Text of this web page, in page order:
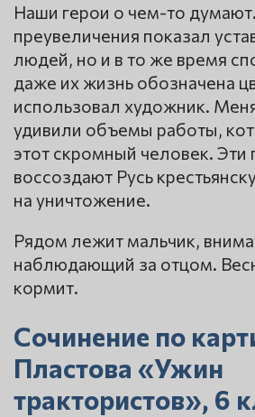
Наши герои о чем-то
преувеличения показал
людей, но и в то же время
даже их жизнь обозначена
использовал художник.
удивили объемы работы,
этот скромный человек. Эти
воссоздают Русь
на уничтожение.
Рядом лежит мальчик,
наблюдающий за отцом.
кормит.
Сочинение по
Пластова «Ужин
трактористов», 6